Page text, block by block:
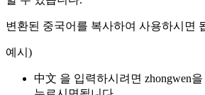
변환된 중국어를 복사하여 사용하시면
예시)
中文 을 입력하시려면 zhongwen을